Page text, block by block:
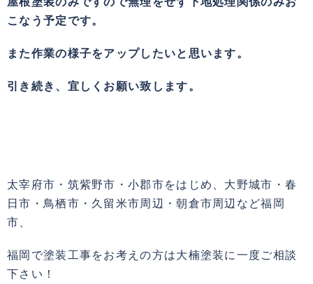
こなう予定です。
また作業の様子をアップしたいと思います。
引き続き、宜しくお願い致します。
太宰府市・筑紫野市・小郡市をはじめ、大野城市・春
日市・鳥栖市・久留米市周辺・朝倉市周辺など福岡
市、
福岡で塗装工事をお考えの方は大楠塗装に一度ご相談
下さい！